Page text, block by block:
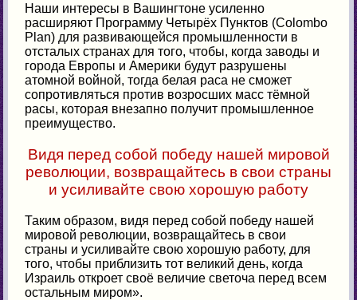
Наши интересы в Вашингтоне усиленно
расширяют Программу Четырёх Пунктов (Colombo
Plan) для развивающейся промышленности в
отсталых странах для того, чтобы, когда заводы и
города Европы и Америки будут разрушены
атомной войной, тогда белая раса не сможет
сопротивляться против возросших масс тёмной
расы, которая внезапно получит промышленное
преимущество.
Видя перед собой победу нашей мировой
революции, возвращайтесь в свои страны
и усиливайте свою хорошую работу
Таким образом, видя перед собой победу нашей
мировой революции, возвращайтесь в свои
страны и усиливайте свою хорошую работу, для
того, чтобы приблизить тот великий день, когда
Израиль откроет своё величие светоча перед всем
остальным миром».